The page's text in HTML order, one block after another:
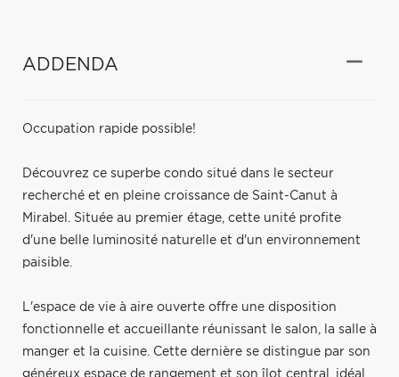
ADDENDA
Occupation rapide possible!
Découvrez ce superbe condo situé dans le secteur
recherché et en pleine croissance de Saint-Canut à
Mirabel. Située au premier étage, cette unité profite
d'une belle luminosité naturelle et d'un environnement
paisible.
L'espace de vie à aire ouverte offre une disposition
fonctionnelle et accueillante réunissant le salon, la salle à
manger et la cuisine. Cette dernière se distingue par son
généreux espace de rangement et son îlot central, idéal